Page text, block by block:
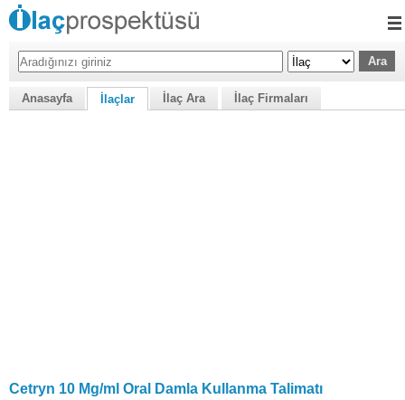
Anasayfa İlaçlar İlaç Ara İlaç Firmaları
Cetryn 10 Mg/ml Oral Damla Kullanma Talimatı